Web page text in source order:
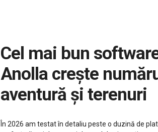
Cel mai bun software de rezervări pentru activități în 2026 – cum
Anolla crește
aventură și terenuri
În 2026 am testat în detaliu peste o duzină de